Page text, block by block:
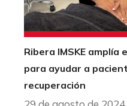
Ribera IMSKE
para ayudar a
recuperación